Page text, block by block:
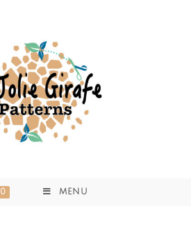
0 MENU